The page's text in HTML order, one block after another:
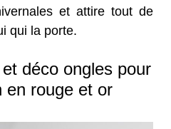
et attire tout de
qui la porte.
déco ongles pour
en rouge et or